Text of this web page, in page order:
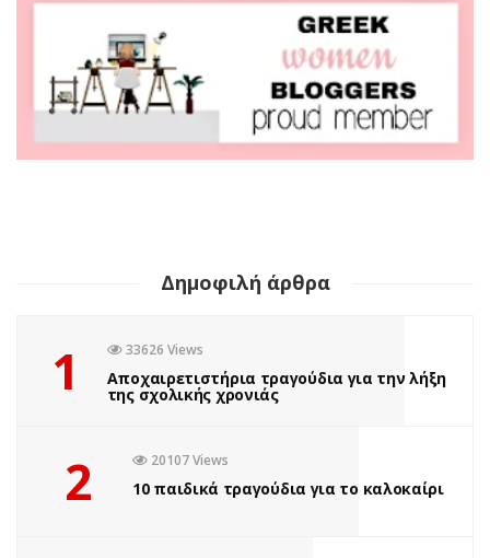
Δημοφιλή άρθρα
1 33626 Views
Αποχαιρετιστήρια τραγούδια για την λήξη
της σχολικής χρονιάς
2 20107 Views
10 παιδικά τραγούδια για το καλοκαίρι